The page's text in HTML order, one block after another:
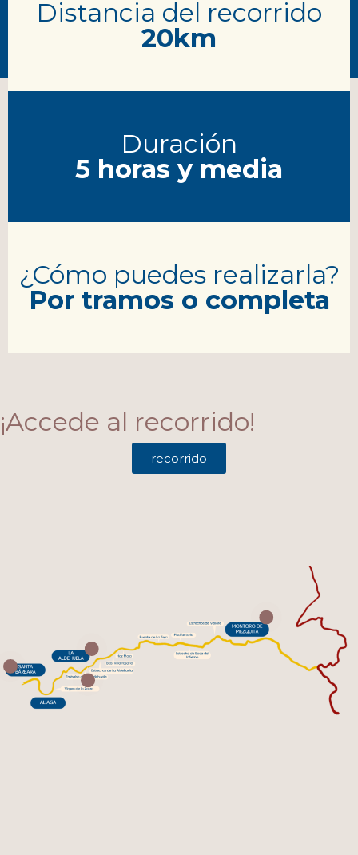
Distancia del recorrido
20km
Duración
5 horas y media
¿Cómo puedes realizarla?
Por tramos o completa
¡Accede al recorrido!
recorrido